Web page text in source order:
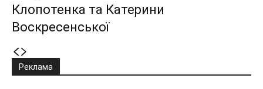
Клопотенка та Катерини
Воскресенської
Реклама